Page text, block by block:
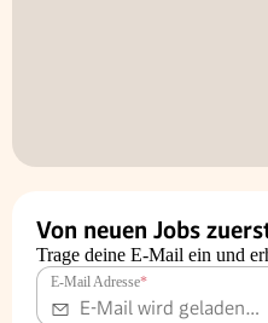
Von neuen Jobs
Trage deine E-Mail ein und
E-Mail Adresse*